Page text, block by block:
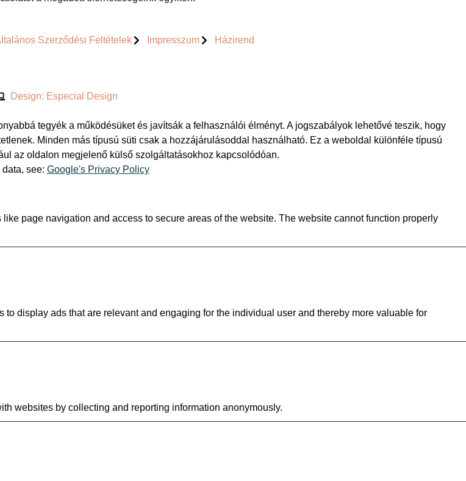
Szerződési Feltételek Impresszum Házirend
Design: Especial Design
tegyék a működésüket és javítsák a felhasználói élményt. A jogszabályok lehetővé teszik, hogy
Minden más típusú süti csak a hozzájárulásoddal használható. Ez a weboldal különféle típusú
az oldalon megjelenő külső szolgáltatásokhoz kapcsolódóan.
see: Google's Privacy Policy
page navigation and access to secure areas of the website. The website cannot function properly
display ads that are relevant and engaging for the individual user and thereby more valuable for
websites by collecting and reporting information anonymously.